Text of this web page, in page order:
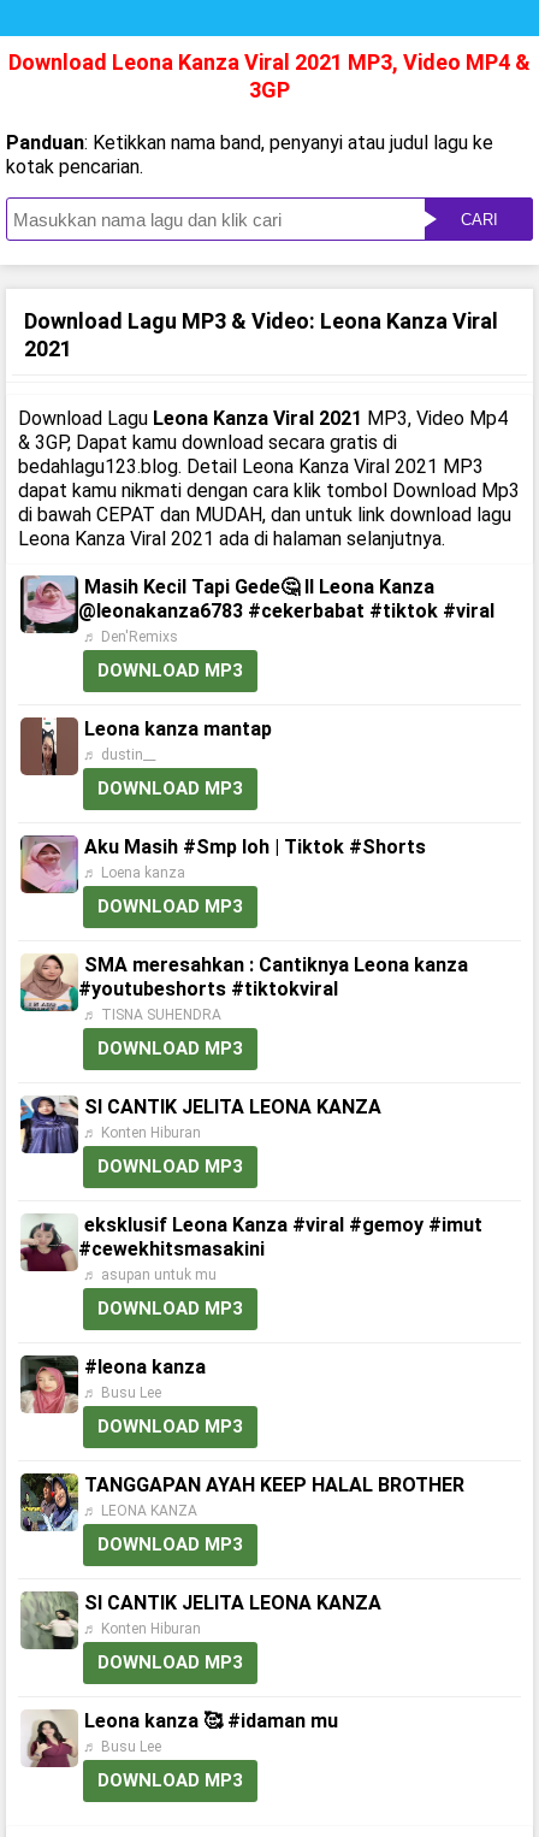
Download Leona Kanza Viral 2021 MP3, Video MP4 &
3GP
Panduan: Ketikkan nama band, penyanyi atau judul lagu ke
kotak pencarian.
CARI
Download Lagu MP3 & Video: Leona Kanza Viral
2021
Download Lagu Leona Kanza Viral 2021 MP3, Video Mp4
& 3GP, Dapat kamu download secara gratis di
bedahlagu123.blog. Detail Leona Kanza Viral 2021 MP3
dapat kamu nikmati dengan cara klik tombol Download Mp3
di bawah CEPAT dan MUDAH, dan untuk link download lagu
Leona Kanza Viral 2021 ada di halaman selanjutnya.
Masih Kecil Tapi Gede🤔 ll Leona Kanza
@leonakanza6783 #cekerbabat #tiktok #viral
♬ Den'Remixs
DOWNLOAD MP3
Leona kanza mantap
♬ dustin__
DOWNLOAD MP3
Aku Masih #Smp loh | Tiktok #Shorts
♬ Loena kanza
DOWNLOAD MP3
SMA meresahkan : Cantiknya Leona kanza
#youtubeshorts #tiktokviral
♬ TISNA SUHENDRA
DOWNLOAD MP3
SI CANTIK JELITA LEONA KANZA
♬ Konten Hiburan
DOWNLOAD MP3
eksklusif Leona Kanza #viral #gemoy #imut
#cewekhitsmasakini
♬ asupan untuk mu
DOWNLOAD MP3
#leona kanza
♬ Busu Lee
DOWNLOAD MP3
TANGGAPAN AYAH KEEP HALAL BROTHER
♬ LEONA KANZA
DOWNLOAD MP3
SI CANTIK JELITA LEONA KANZA
♬ Konten Hiburan
DOWNLOAD MP3
Leona kanza 🥰 #idaman mu
♬ Busu Lee
DOWNLOAD MP3